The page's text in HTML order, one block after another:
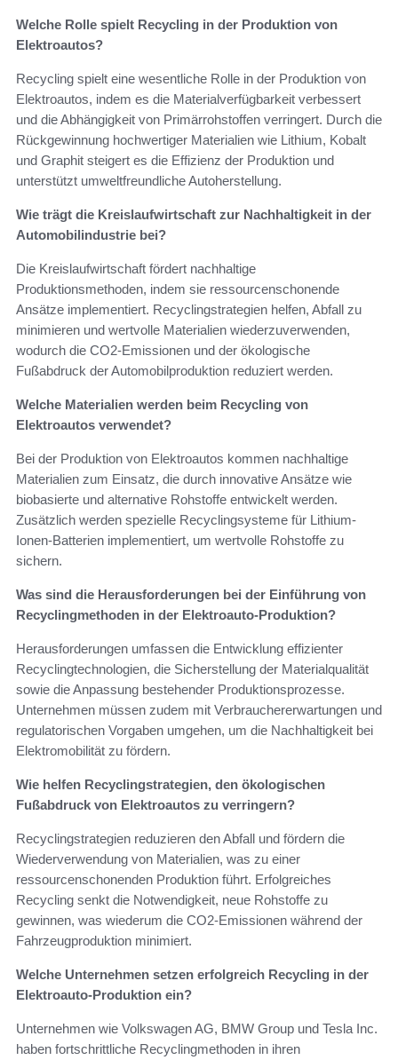
Welche Rolle spielt Recycling in der Produktion von
Elektroautos?
Recycling spielt eine wesentliche Rolle in der Produktion von
Elektroautos, indem es die Materialverfügbarkeit verbessert
und die Abhängigkeit von Primärrohstoffen verringert. Durch die
Rückgewinnung hochwertiger Materialien wie Lithium, Kobalt
und Graphit steigert es die Effizienz der Produktion und
unterstützt umweltfreundliche Autoherstellung.
Wie trägt die Kreislaufwirtschaft zur Nachhaltigkeit in der
Automobilindustrie bei?
Die Kreislaufwirtschaft fördert nachhaltige
Produktionsmethoden, indem sie ressourcenschonende
Ansätze implementiert. Recyclingstrategien helfen, Abfall zu
minimieren und wertvolle Materialien wiederzuverwenden,
wodurch die CO2-Emissionen und der ökologische
Fußabdruck der Automobilproduktion reduziert werden.
Welche Materialien werden beim Recycling von
Elektroautos verwendet?
Bei der Produktion von Elektroautos kommen nachhaltige
Materialien zum Einsatz, die durch innovative Ansätze wie
biobasierte und alternative Rohstoffe entwickelt werden.
Zusätzlich werden spezielle Recyclingsysteme für Lithium-
Ionen-Batterien implementiert, um wertvolle Rohstoffe zu
sichern.
Was sind die Herausforderungen bei der Einführung von
Recyclingmethoden in der Elektroauto-Produktion?
Herausforderungen umfassen die Entwicklung effizienter
Recyclingtechnologien, die Sicherstellung der Materialqualität
sowie die Anpassung bestehender Produktionsprozesse.
Unternehmen müssen zudem mit Verbrauchererwartungen und
regulatorischen Vorgaben umgehen, um die Nachhaltigkeit bei
Elektromobilität zu fördern.
Wie helfen Recyclingstrategien, den ökologischen
Fußabdruck von Elektroautos zu verringern?
Recyclingstrategien reduzieren den Abfall und fördern die
Wiederverwendung von Materialien, was zu einer
ressourcenschonenden Produktion führt. Erfolgreiches
Recycling senkt die Notwendigkeit, neue Rohstoffe zu
gewinnen, was wiederum die CO2-Emissionen während der
Fahrzeugproduktion minimiert.
Welche Unternehmen setzen erfolgreich Recycling in der
Elektroauto-Produktion ein?
Unternehmen wie Volkswagen AG, BMW Group und Tesla Inc.
haben fortschrittliche Recyclingmethoden in ihren